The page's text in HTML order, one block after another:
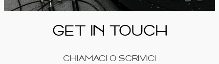
GET IN TOUCH
CHIAMACI O SCRIVICI